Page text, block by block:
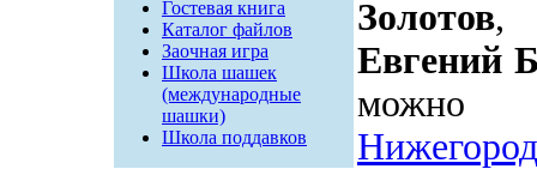
Гостевая книга
Каталог файлов
Заочная игра
Школа шашек
(международные
шашки)
Школа поддавков
Золотов,
Евгений
можно